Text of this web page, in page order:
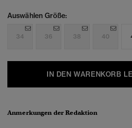
Auswählen Größe:
34 36 38 40
IN DEN WARENKORB
Anmerkungen der Redaktion